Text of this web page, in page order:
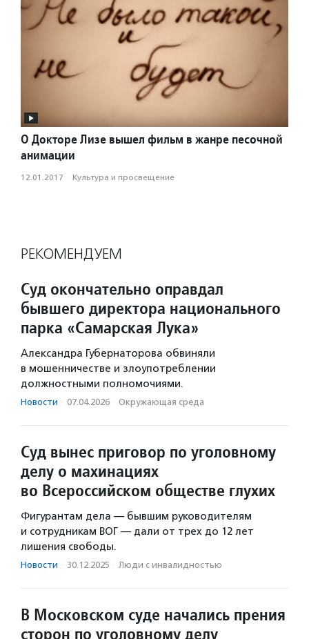
О Докторе Лизе вышел фильм в жанре песочной
анимации
12.01.2017 · Культура и просвещение
РЕКОМЕНДУЕМ
Суд окончательно оправдал
бывшего директора национального
парка «Самарская Лука»
Александра Губернаторова обвиняли
в мошенничестве и злоупотреблении
должностными полномочиями.
Новости · 07.04.2026 · Окружающая среда
Суд вынес приговор по уголовному
делу о махинациях
во Всероссийском обществе глухих
Фигурантам дела — бывшим руководителям
и сотрудникам ВОГ — дали от трех до 12 лет
лишения свободы.
Новости · 30.12.2025 · Люди с инвалидностью
В Московском суде начались прения
сторон по уголовному делу